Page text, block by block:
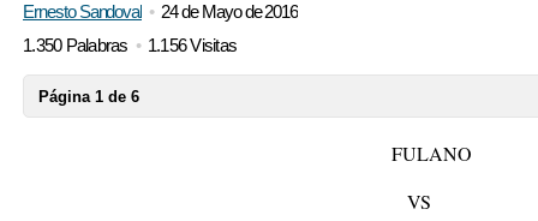
Iniciar sesión
Ernesto Sandoval
24 de Mayo de 2016
1.350 Palabras
1.156 Visitas
Página 1 de 6
FULANO
VS